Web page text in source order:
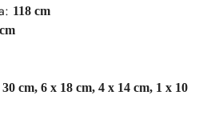
118 cm
cm, 6 x 18 cm, 4 x 14 cm, 1 x 10